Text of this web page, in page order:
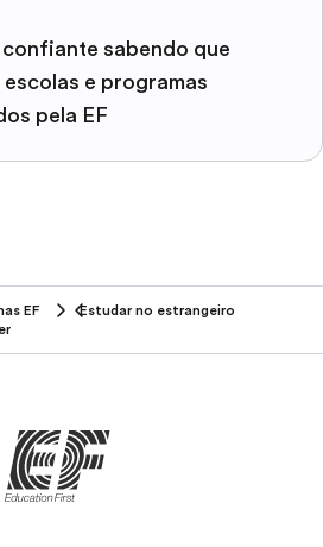
sabendo que
e programas
pela EF
EF
Estudar no estrangeiro